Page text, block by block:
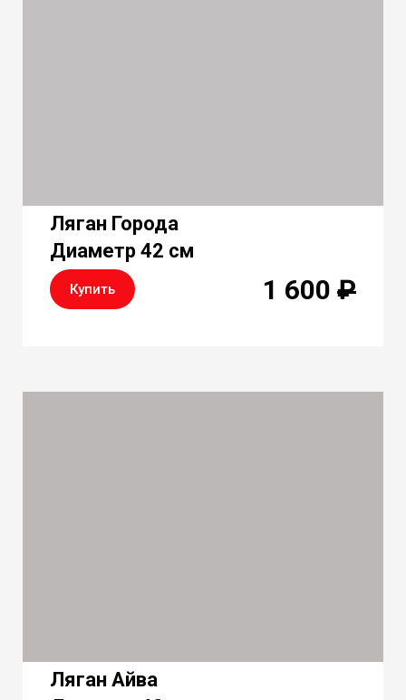
Ляган Города
Диаметр 42 см
Купить 1 600 ₽
Ляган Айва